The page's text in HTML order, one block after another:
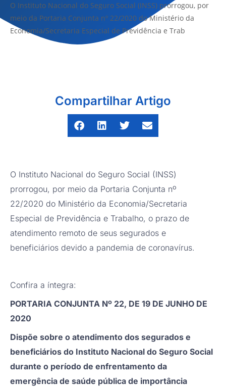
O Instituto Nacional do Seguro Social (INSS) prorrogou, por
meio da Portaria Conjunta nº 22/2020 do Ministério da
Economia/Secretaria Especial de Previdência e Trab
Compartilhar Artigo
O Instituto Nacional do Seguro Social (INSS)
prorrogou, por meio da Portaria Conjunta nº
22/2020 do Ministério da Economia/Secretaria
Especial de Previdência e Trabalho, o prazo de
atendimento remoto de seus segurados e
beneficiários devido a pandemia de coronavírus.
Confira a íntegra:
PORTARIA CONJUNTA Nº 22, DE 19 DE JUNHO DE
2020
Dispõe sobre o atendimento dos segurados e
beneficiários do Instituto Nacional do Seguro Social
durante o período de enfrentamento da
emergência de saúde pública de importância